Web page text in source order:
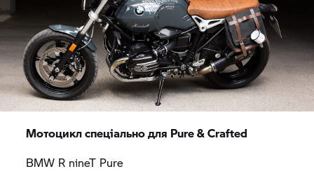
Мотоцикл спеціально для Pure & Crafted
BMW R nineT Pure